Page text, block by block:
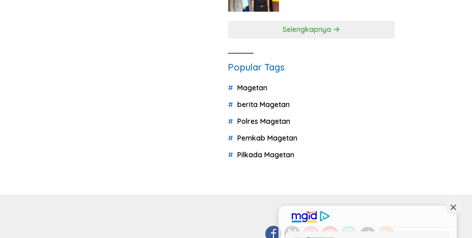
Selengkapnya
Popular Tags
Magetan
berita Magetan
Polres Magetan
Pemkab Magetan
Pilkada Magetan